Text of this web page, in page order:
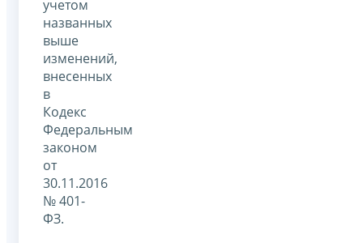
учетом
названных
выше
изменений,
внесенных
в
Кодекс
Федеральным
законом
от
30.11.2016
№ 401-
ФЗ.